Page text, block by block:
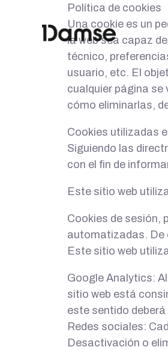
Política de cookies
Una cookie es un
la web sea capaz
técnico,
usuario, etc. El
cualquier página
cómo eliminarlas,
Cookies utilizadas
Siguiendo las
con el fin de
Este sitio web
Cookies de sesión,
automatizadas. De
Este sitio web
Google Analytics:
sitio web está
este sentido
Redes sociales:
Desactivación o